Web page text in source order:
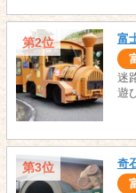
第2位 富
迷
遊
第3位 奇